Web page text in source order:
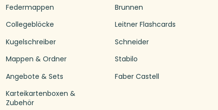
Federmappen
Collegeblöcke
Kugelschreiber
Mappen & Ordner
Angebote & Sets
Karteikartenboxen &
Zubehör
Brunnen
Leitner Flashcards
Schneider
Stabilo
Faber Castell